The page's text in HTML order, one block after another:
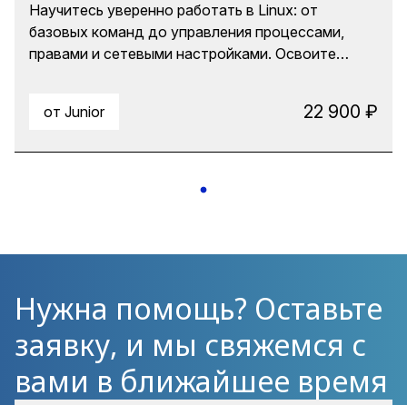
Научитесь уверенно работать в Linux: от
базовых команд до управления процессами,
правами и сетевыми настройками. Освоите
Курс даст фундамент для работы с Linux —
от Junior 22 900 ₽
Нужна помощь? Оставьте
заявку, и мы свяжемся с
вами в ближайшее время